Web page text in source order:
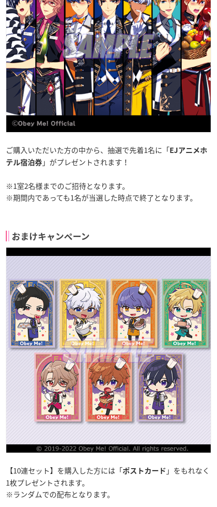
ご購入いただいた方の中から、抽選で先着1名に「EJアニメホ
テル宿泊券 」がプレゼントされます！
※1室2名様までのご招待となります。
※期間内であっても1名が当選した時点で終了となります。
おまけキャンペーン
【10連セット】を購入した方には「ポストカード 」をもれなく
1枚プレゼントされます。
※ランダムでの配布となります。